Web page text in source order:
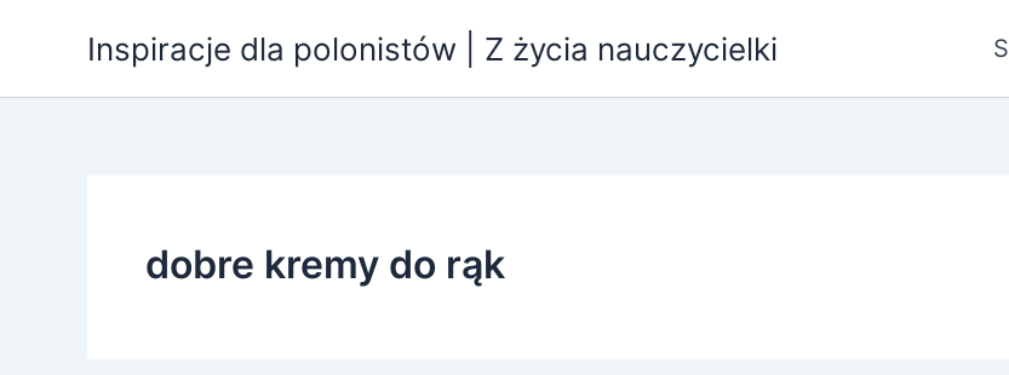
Inspiracje dla polonistów | Z życia nauczycielki
dobre kremy do rąk